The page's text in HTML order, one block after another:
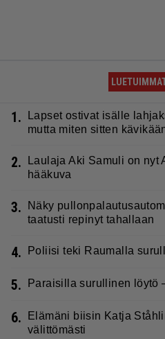
1.
Lapset ostivat isälle
mutta miten sitten
2.
Laulaja Aki Samuli on nyt
hääkuva
3.
Näky
taatusti repinyt tahallaan
4. Poliisi teki Raumalla
5. Paraisilla surullinen löytö
6.
Elämäni biisin Katja
välittömästi